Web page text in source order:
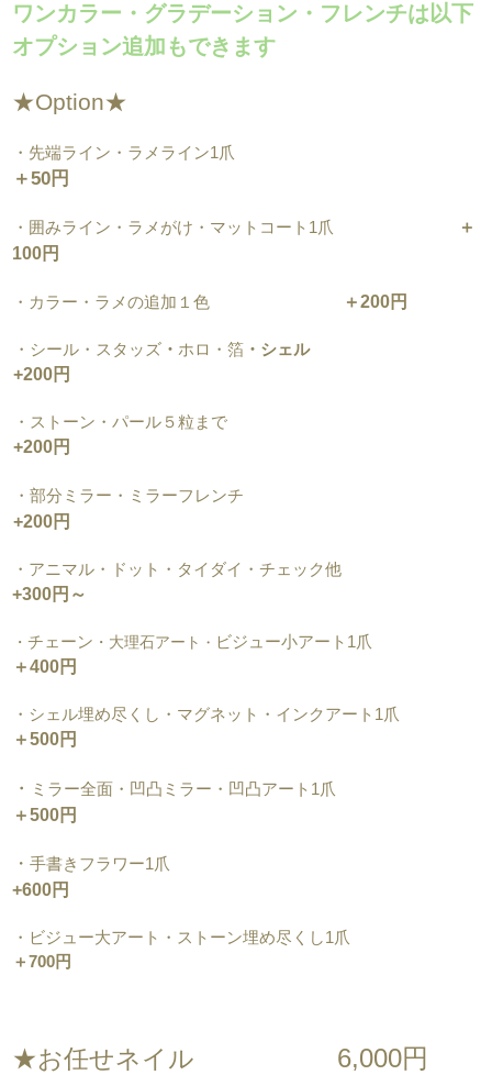
ワンカラー・グラデーション・フレンチは以下
オプション追加もできます
★Option★
・先端ライン・ラメライン1爪
＋50円
・囲みライン・ラメがけ・マットコート1爪
＋
100円
・ カラー・ラメの追加１色 ＋200円
・シール・スタッズ・ ホロ・箔・シェル
+200円
・ストーン・パール５粒まで
+200円
・部分ミラー・ミラーフレンチ
+200円
・アニマル・ドット・タイダイ・チェック他
+300円～
・チェーン ・大理石アート ・ ビジュー小アート1爪
＋400円
・シェル埋め尽くし・マグネット・インクアート1爪
＋500円
・ ミラー全面・凹凸ミラー・凹凸アート1爪
＋500円
・手書きフラワー1爪
+600円
・ビジュー大アート・ストーン埋め尽くし1爪
＋700円
★お任せネイル 6,000円